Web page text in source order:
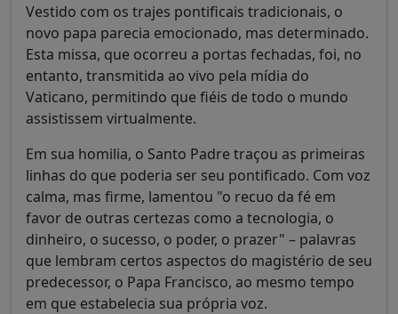
Vestido com os trajes pontificais tradicionais, o
novo papa parecia emocionado, mas determinado.
Esta missa, que ocorreu a portas fechadas, foi, no
entanto, transmitida ao vivo pela mídia do
Vaticano, permitindo que fiéis de todo o mundo
assistissem virtualmente.
Em sua homilia, o Santo Padre traçou as primeiras
linhas do que poderia ser seu pontificado. Com voz
calma, mas firme, lamentou "o recuo da fé em
favor de outras certezas como a tecnologia, o
dinheiro, o sucesso, o poder, o prazer" – palavras
que lembram certos aspectos do magistério de seu
predecessor, o Papa Francisco, ao mesmo tempo
em que estabelecia sua própria voz.